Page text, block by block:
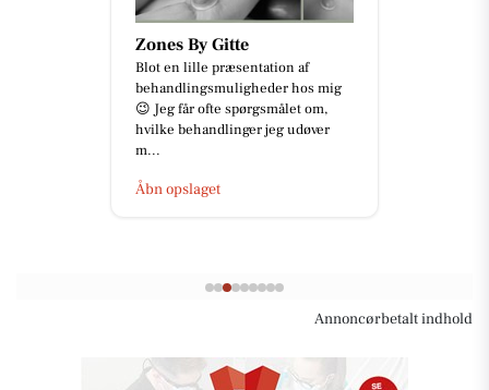
Zones By Gitte
Blot en lille præsentation af
behandlingsmuligheder hos mig
😉 Jeg får ofte spørgsmålet om,
hvilke behandlinger jeg udøver
m...
Åbn opslaget
Annoncørbetalt indhold